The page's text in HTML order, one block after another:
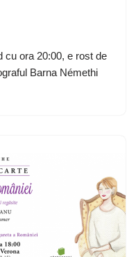
cu ora 20:00, e rost de
Barna Némethi